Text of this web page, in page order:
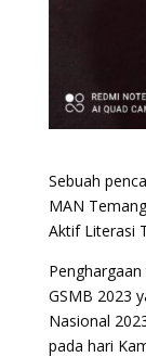
Sebuah
MAN
Aktif Literasi
GSMB 2023
Nasional
pada hari